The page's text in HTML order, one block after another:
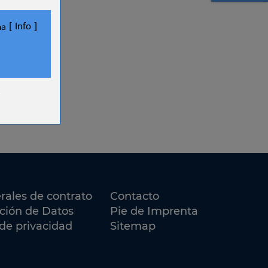
de contrato
de Datos
privacidad
Contacto
Pie de Imprenta
Sitemap
Info